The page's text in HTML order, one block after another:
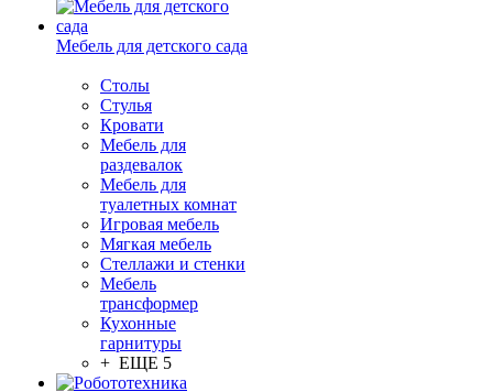
Мебель для детского сада
Столы
Cтулья
Кровати
Мебель для
раздевалок
Мебель для
туалетных комнат
Игровая мебель
Мягкая мебель
Стеллажи и стенки
Мебель
трансформер
Кухонные
гарнитуры
+ ЕЩЕ 5